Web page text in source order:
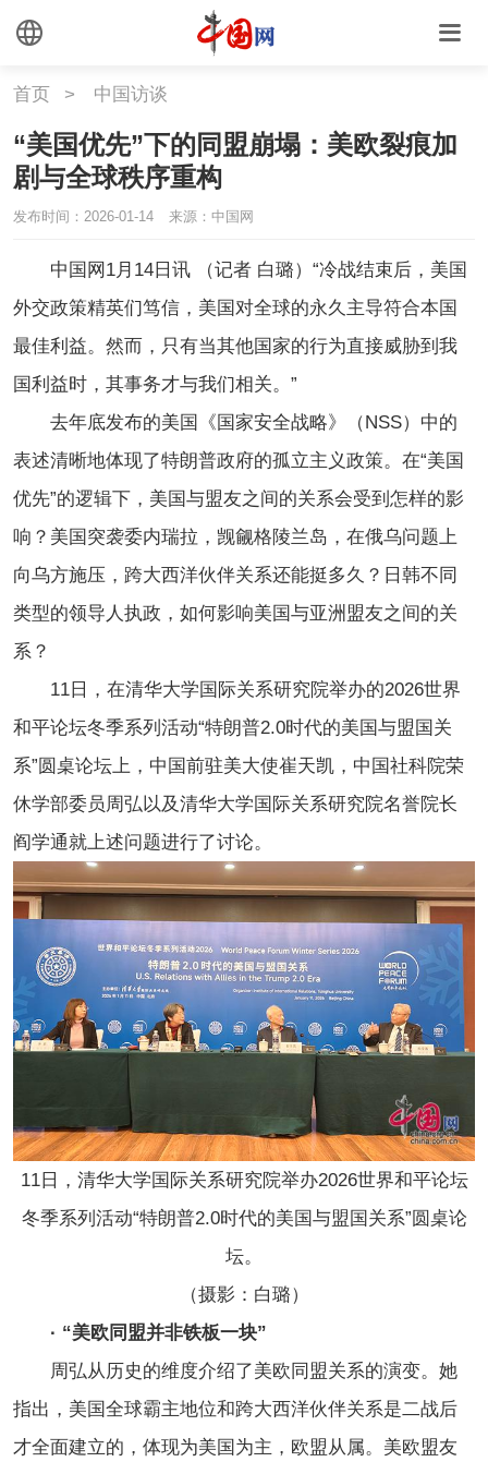
首页 > 中国访谈
“美国优先”下的同盟崩塌：美欧裂痕加
剧与全球秩序重构
发布时间：2026-01-14 13:55:06来源：中国网
中国网1月14日讯 （记者 白璐）“冷战结束后，美国
外交政策精英们笃信，美国对全球的永久主导符合本国
最佳利益。然而，只有当其他国家的行为直接威胁到我
国利益时，其事务才与我们相关。”
去年底发布的美国《国家安全战略》（NSS）中的
表述清晰地体现了特朗普政府的孤立主义政策。在“美国
优先”的逻辑下，美国与盟友之间的关系会受到怎样的影
响？美国突袭委内瑞拉，觊觎格陵兰岛，在俄乌问题上
向乌方施压，跨大西洋伙伴关系还能挺多久？日韩不同
类型的领导人执政，如何影响美国与亚洲盟友之间的关
系？
11日，在清华大学国际关系研究院举办的2026世界
和平论坛冬季系列活动“特朗普2.0时代的美国与盟国关
系”圆桌论坛上，中国前驻美大使崔天凯，中国社科院荣
休学部委员周弘以及清华大学国际关系研究院名誉院长
阎学通就上述问题进行了讨论。
11日，清华大学国际关系研究院举办2026世界和平论坛
冬季系列活动“特朗普2.0时代的美国与盟国关系”圆桌论
坛。
（摄影：白璐）
· “美欧同盟并非铁板一块”
周弘从历史的维度介绍了美欧同盟关系的演变。她
指出，美国全球霸主地位和跨大西洋伙伴关系是二战后
才全面建立的，体现为美国为主，欧盟从属。美欧盟友